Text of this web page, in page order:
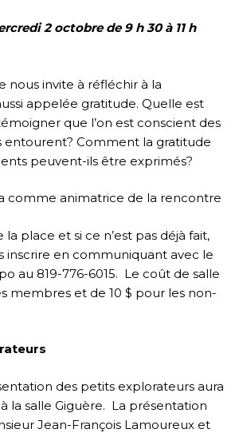
2 octobre de 9 h 30 à 11 h
nous invite à réfléchir à la
appelée gratitude. Quelle est
que l’on est conscient des
entourent? Comment la gratitude
peuvent-ils être exprimés?
comme animatrice de la rencontre
place et si ce n’est pas déjà fait,
inscrire en communiquant avec le
au 819-776-6015. Le coût de salle
membres et de 10 $ pour les non-
des petits explorateurs aura
la salle Giguère. La présentation
Jean-François Lamoureux et